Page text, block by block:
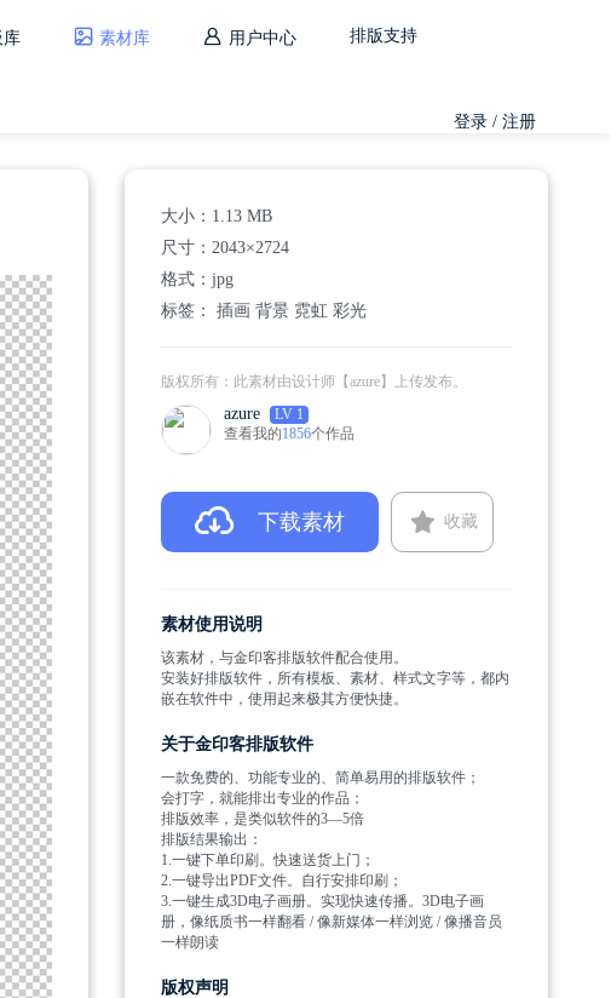
库 素材库 用户中心 排版支持
登录 / 注册
大小： 1.13 MB
尺寸： 2043×2724
格式： jpg
标签：
插画 背景 霓虹 彩光
版权所有：此素材由设计师【azure】上传发布。
azure
LV 1
查看我的1856个作品
下载素材 收藏
素材使用说明
该素材，与金印客排版软件配合使用。
安装好排版软件，所有模板、素材、样式文字等，都内
嵌在软件中，使用起来极其方便快捷。
关于金印客排版软件
一款免费的、功能专业的、简单易用的排版软件；
会打字，就能排出专业的作品；
排版效率，是类似软件的3—5倍
排版结果输出：
1.一键下单印刷。快速送货上门；
2.一键导出PDF文件。自行安排印刷；
3.一键生成3D电子画册。实现快速传播。3D电子画
册，像纸质书一样翻看 / 像新媒体一样浏览 / 像播音员
一样朗读
版权声明